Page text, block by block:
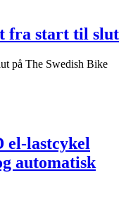
fra start til slut
på The Swedish Bike
el-lastcykel
automatisk